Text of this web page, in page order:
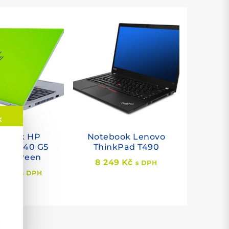
HP
840 G5
Green
s DPH
Notebook Lenovo
ThinkPad T490
8 249 Kč s DPH